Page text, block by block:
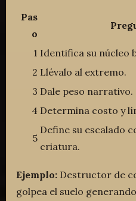
Pas
o
1 Identifica su núcleo
2 Llévalo al extremo.
3 Dale peso narrativo.
4 Determina costo y
5
Define su escalado
criatura.
Ejemplo: Destructor de
golpea el suelo